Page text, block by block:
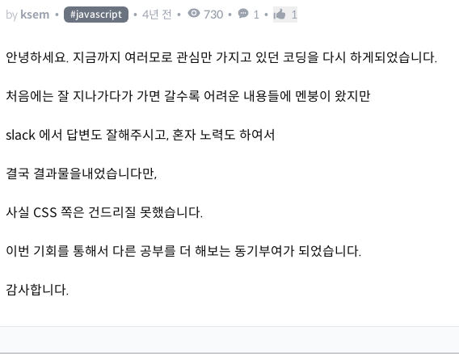
by ksem • #javascript • 4년 전 • 730 • 1 • 1
안녕하세요. 지금까지 여러모로 관심만 가지고 있던 코딩을 다시 하게되었습니다.
처음에는 잘 지나가다가 가면 갈수록 어려운 내용들에 멘붕이 왔지만
slack 에서 답변도 잘해주시고, 혼자 노력도 하여서
결국 결과물을내었습니다만,
사실 CSS 쪽은 건드리질 못했습니다.
이번 기회를 통해서 다른 공부를 더 해보는 동기부여가 되었습니다.
감사합니다.